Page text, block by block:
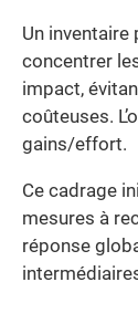
Un
concentrer
impact,
coûteuses.
gains/effort.
Ce cadrage
mesures à
réponse